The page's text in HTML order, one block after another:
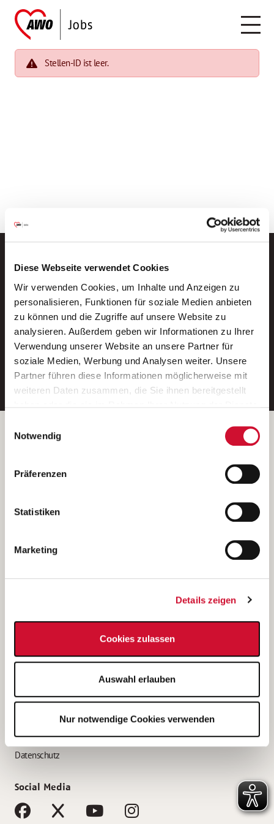
Diese Webseite verwendet Cookies
Wir verwenden Cookies, um Inhalte und Anzeigen zu
personalisieren, Funktionen für soziale Medien anbieten
zu können und die Zugriffe auf unsere Website zu
analysieren. Außerdem geben wir Informationen zu Ihrer
Verwendung unserer Website an unsere Partner für
soziale Medien, Werbung und Analysen weiter. Unsere
Partner führen diese Informationen möglicherweise mit
weiteren Daten zusammen, die Sie ihnen bereitgestellt
Wenn Sie auf „Cookies zulassen“ klicken, so stimmen
Sie der Speicherung sämtlicher Cookies zu. Sie können
Ihre Einwilligung selbstverständlich jederzeit widerrufen,
indem Sie die Cookie-Einstellungen aufrufen und diese
unsererDatenschutzerklärung
Notwendig
Präferenzen
Statistiken
Marketing
Details zeigen
Cookies zulassen
Auswahl erlauben
Nur notwendige Cookies verwenden
Stellen-ID ist leer.
Neue Stellen per E-Mail.
Ein kostenloser Service von AWO
Jobs.
E-Mail-Adresse eintragen
Betreiber der Webseite
Kantstraße 45a
(Ein Tochterunternehmen des AWO Bezirksverbandes Unterfranken
e.V.)
Bewerbung als Altenpflegehelfer*in
Bewerbung als Erzieher*in
AWO Gliederungen nach Bundesland
Impressum
Datenschutz
Social Media